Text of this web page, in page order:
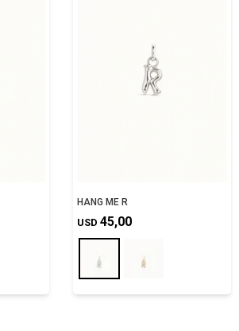
HANG ME R
USD 45,00